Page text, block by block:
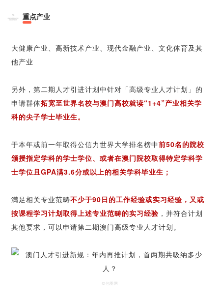
重点产业
大健康产业、高新技术产业、现代金融产业、文化体育及其
他产业
另外，第二期人才引进计划中针对「高级专业人才计划」的
申请群体拓宽至世界名校与澳门高校就读“1+4”产业相关学
科的尖子学士毕业生。
于本年或前一年取得公信力世界大学排名榜中前50名的院校
颁授指定学科的学士学位、或者在澳门院校取得特定学科学
士学位且GPA满3.6分或以上的相关学科毕业生；
满足相关专业范畴不少于90日的工作经验或实习经验，又或
按课程学习计划取得上述专业范畴的实习经验 ，并符合计划
其他要求，可以申请第二期澳门高级专业人才计划。
©包图网